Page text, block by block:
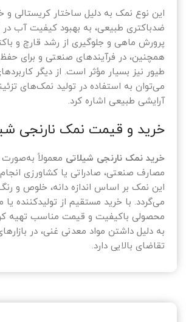
این نوع نمک به دلیل ساختار کریستالی
ضدباکتری طبیعی، به بهبود کیفیت آب
پرورش ماهی و جلوگیری از رشد قارچ و
همچنین، در فرآیندهای صنعتی و برای
طیور نیز بسیار مؤثر است. از دیگر
می‌توان به استفاده در تولید نمک‌های
آرایشی طبیعی اشاره کرد.
خرید و قیمت نمک نارنجی
خرید نمک نارنجی شیلاتی معمولاً به‌صورت
مصارف صنعتی، صادراتی یا کشاورزی
این نمک بر اساس اندازه دانه، خلوص و
می‌گردد. با خرید مستقیم از تولیدکننده
محصولی باکیفیت و قیمت مناسب تهیه
به دلیل داشتن مواد معدنی غنی، در
تقاضای بالایی دارد.